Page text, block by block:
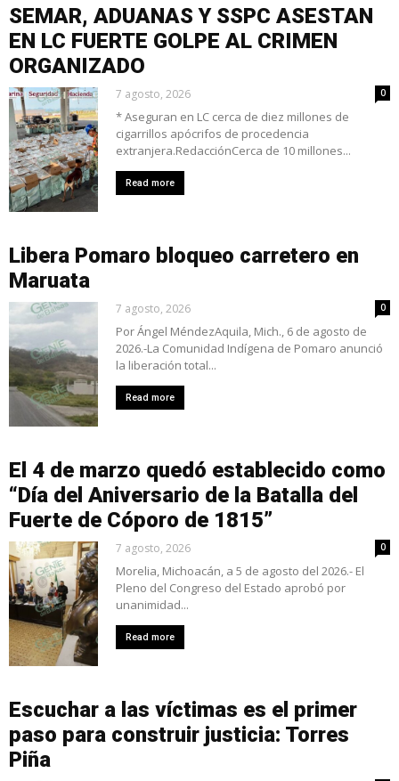
SEMAR, ADUANAS Y SSPC ASESTAN
EN LC FUERTE GOLPE AL CRIMEN
ORGANIZADO
7 agosto, 2026 0
* Aseguran en LC cerca de diez millones de
cigarrillos apócrifos de procedencia
extranjera.RedacciónCerca de 10 millones...
Read more
Libera Pomaro bloqueo carretero en
Maruata
7 agosto, 2026 0
Por Ángel MéndezAquila, Mich., 6 de agosto de
2026.-La Comunidad Indígena de Pomaro anunció
la liberación total...
Read more
El 4 de marzo quedó establecido como
“Día del Aniversario de la Batalla del
Fuerte de Cóporo de 1815”
7 agosto, 2026 0
Morelia, Michoacán, a 5 de agosto del 2026.- El
Pleno del Congreso del Estado aprobó por
unanimidad...
Read more
Escuchar a las víctimas es el primer
paso para construir justicia: Torres
Piña